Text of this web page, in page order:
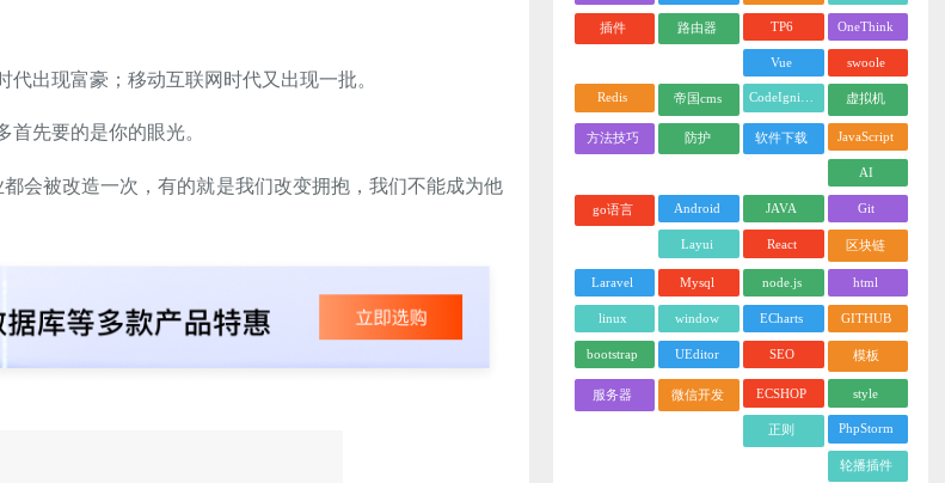
出现富豪；移动互联网时代又出现一批。
先要的是你的眼光。
会被改造一次，有的就是我们改变拥抱，我们不能成为他
插件 路由器 TP6 OneThink
Vue swoole
Redis 帝国cms CodeIgniter 虚拟机
方法技巧 防护 软件下载 JavaScript
AI
go语言 Android JAVA Git
Layui React 区块链
Laravel Mysql node.js html
linux window ECharts GITHUB
bootstrap UEditor SEO 模板
服务器 微信开发 ECSHOP style
正则 PhpStorm
轮播插件